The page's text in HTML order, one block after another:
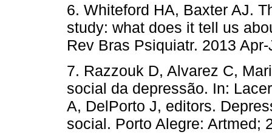
6. Whiteford HA, Baxter AJ.
study: what does it tell us
Rev Bras Psiquiatr. 2013
7. Razzouk D, Alvarez C,
social da depressão. In:
A, DelPorto J, editors.
social. Porto Alegre: Artmed;